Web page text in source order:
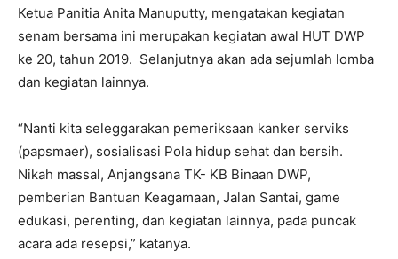
Ketua Panitia Anita Manuputty, mengatakan kegiatan
senam bersama ini merupakan kegiatan awal HUT DWP
ke 20, tahun 2019. Selanjutnya akan ada sejumlah lomba
dan kegiatan lainnya.
“Nanti kita seleggarakan pemeriksaan kanker serviks
(papsmaer), sosialisasi Pola hidup sehat dan bersih.
Nikah massal, Anjangsana TK- KB Binaan DWP,
pemberian Bantuan Keagamaan, Jalan Santai, game
edukasi, perenting, dan kegiatan lainnya, pada puncak
acara ada resepsi,” katanya.